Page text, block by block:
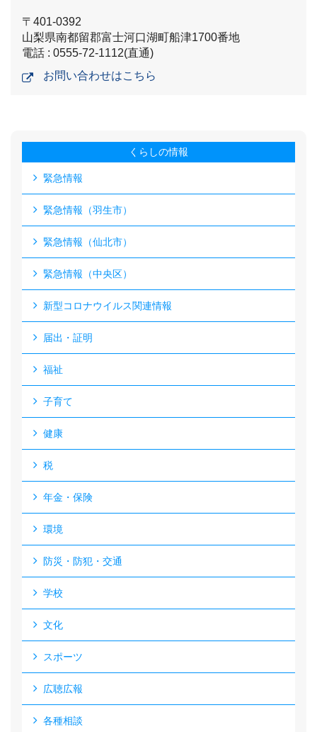
〒401-0392
山梨県南都留郡富士河口湖町船津1700番地
電話 : 0555-72-1112(直通)
お問い合わせはこちら
くらしの情報
緊急情報
緊急情報（羽生市）
緊急情報（仙北市）
緊急情報（中央区）
新型コロナウイルス関連情報
届出・証明
福祉
子育て
健康
税
年金・保険
環境
防災・防犯・交通
学校
文化
スポーツ
広聴広報
各種相談